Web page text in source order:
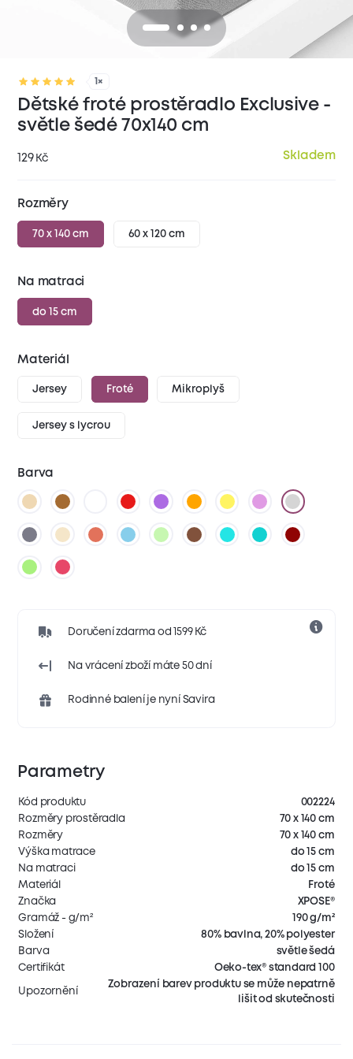
1×
Dětské froté prostěradlo Exclusive -
světle šedé 70x140 cm
129 Kč Skladem
Rozměry
70 x 140 cm 60 x 120 cm
Na matraci
do 15 cm
Materiál
Jersey Froté Mikroplyš
Jersey s lycrou
Barva
Doručení zdarma od 1599 Kč
Na vrácení zboží máte 50 dní
Rodinné balení je nyní Savira
Parametry
Kód produktu
002224
Rozměry prostěradla
70 x 140 cm
Rozměry
70 x 140 cm
Výška matrace
do 15 cm
Na matraci
do 15 cm
Materiál
Froté
Značka
XPOSE®
Gramáž - g/m²
190 g/m²
Složení
80% bavlna, 20% polyester
Barva
světle šedá
Certifikát
Oeko-tex® standard 100
Upozornění
Zobrazení barev produktu se může nepatrně
lišit od skutečnosti